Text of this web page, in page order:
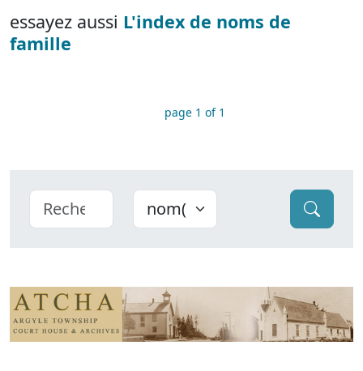
essayez aussi L'index de noms de
famille
page 1 of 1